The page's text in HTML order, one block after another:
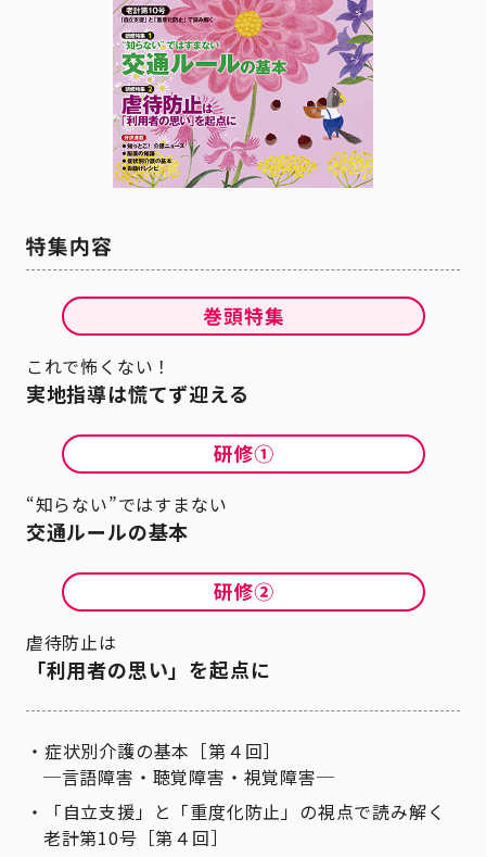
これで怖くない！
実地指導は慌てず迎える
“知らない”ではすまない
交通ルールの基本
虐待防止は
「利用者の思い」を起点に
症状別介護の基本［第４回］
─言語障害・聴覚障害・視覚障害─
「自立支援」と「重度化防止」の視点で読み解く
老計第10号［第４回］